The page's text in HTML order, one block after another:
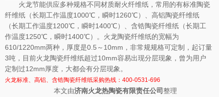
火龙节能供应多种规格不同材质耐火纤维纸，常用的有标准陶瓷
纤维纸（长期工作温度1000℃，瞬时1260℃）、高铝陶瓷纤维纸
（长期工作温度1200℃，瞬时1400℃）、含锆陶瓷纤维纸（长期工
作温度1250℃，瞬时1400℃）。火龙陶瓷纤维纸的宽幅为
610/1220mm两种，厚度是0.5～10mm，非常规规格可定制，起订量
3吨，目前火龙陶瓷纤维纸超过10mm容易出现分层现象，曾为用户
定制过12mm厚度，大都会有分层现象。
火龙标准、高铝、含锆陶瓷纤维纸采购热线：400-0531-696
本文由济南火龙热陶瓷有限责任公司整理